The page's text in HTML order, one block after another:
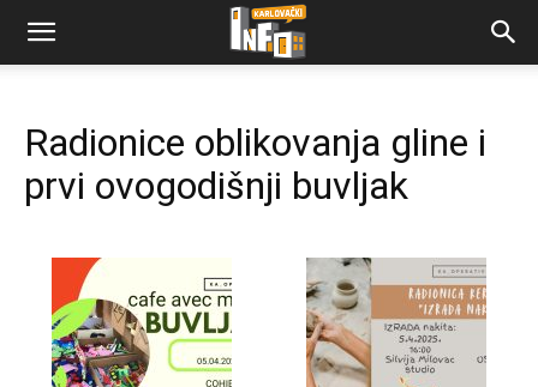
Radionice oblikovanja gline i
prvi ovogodišnji buvljak